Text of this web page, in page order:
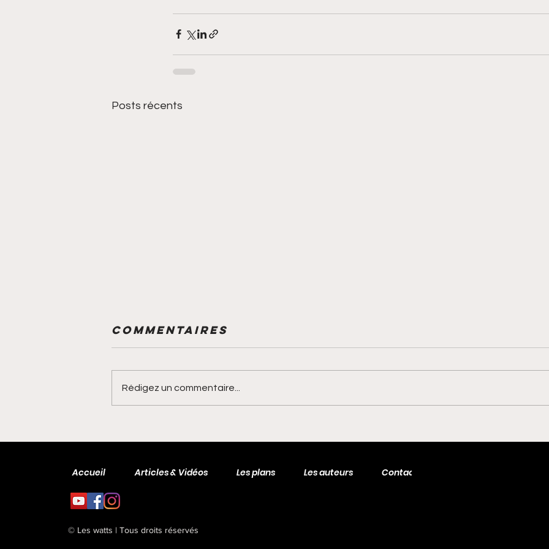
Posts récents
analyse
de son
2024 : Comment
et + de 150
Commentaires
Rédigez un commentaire...
Accueil Articles & Vidéos Les plans Les auteurs Contact
© Les watts | Tous droits réservés